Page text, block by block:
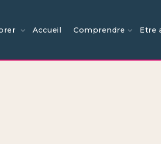
Accueil Comprendre Etre